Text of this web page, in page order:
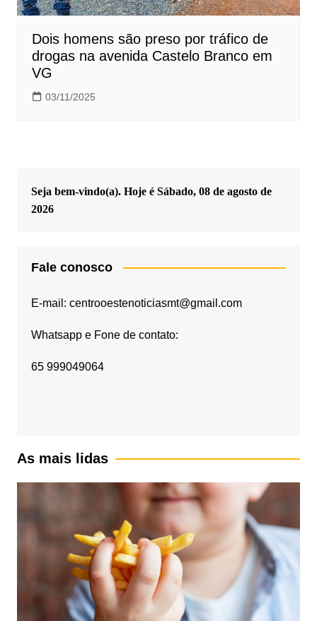
Dois homens são preso por tráfico de
drogas na avenida Castelo Branco em
VG
03/11/2025
Seja bem-vindo(a). Hoje é Sábado, 08 de agosto de
2026
Fale conosco
E-mail: centrooestenoticiasmt@gmail.com
Whatsapp e Fone de contato:
65 999049064
As mais lidas